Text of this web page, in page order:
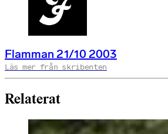
Flamman 21/10 2003
Läs mer från skribenten
Relaterat